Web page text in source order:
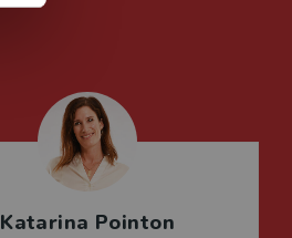
Katarina Pointon